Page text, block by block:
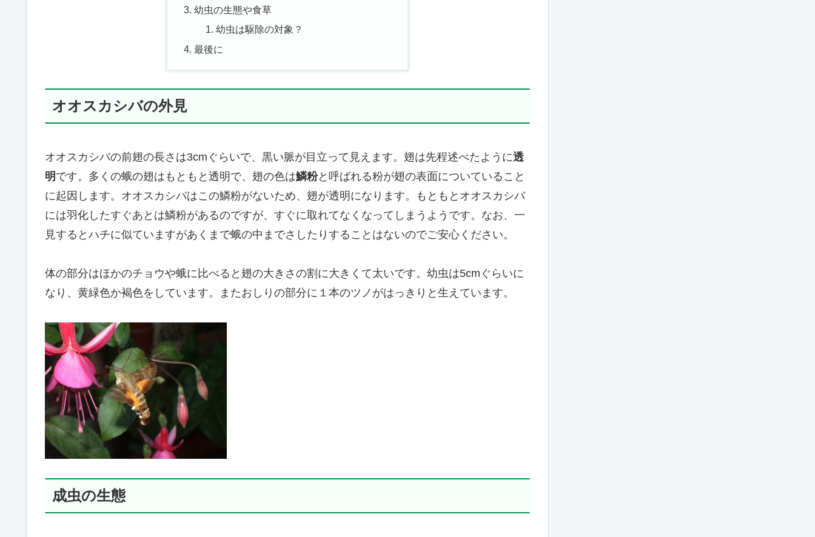
幼虫の生態や食草
幼虫は駆除の対象？
最後に
オオスカシバの外見
オオスカシバの前翅の長さは3cmぐらいで、黒い脈が目立って見えます。翅は先程述べたように透
明 です。多くの蛾の翅はもともと透明で、翅の色は鱗粉と呼ばれる粉が翅の表面についていること
に起因します。オオスカシバはこの鱗粉がないため、翅が透明になります。もともとオオスカシバ
には羽化したすぐあとは鱗粉があるのですが、すぐに取れてなくなってしまうようです。なお、一
見するとハチに似ていますがあくまで蛾の中までさしたりすることはないのでご安心ください。
体の部分はほかのチョウや蛾に比べると翅の大きさの割に大きくて太いです。幼虫は5cmぐらいに
なり、黄緑色か褐色をしています。またおしりの部分に１本のツノがはっきりと生えています。
成虫の生態